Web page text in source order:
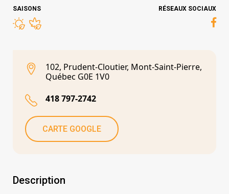
SAISONS RÉSEAUX SOCIAUX
102, Prudent-Cloutier, Mont-Saint-Pierre,
Québec G0E 1V0
418 797-2742
CARTE GOOGLE
Description